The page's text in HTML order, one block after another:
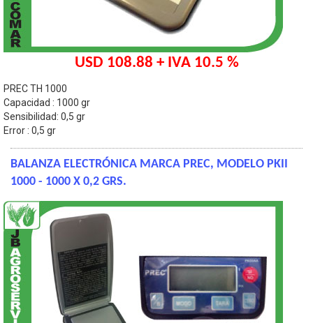
USD 108.88 + IVA 10.5 %
PREC TH 1000
Capacidad : 1000 gr
Sensibilidad: 0,5 gr
Error : 0,5 gr
BALANZA ELECTRÓNICA MARCA PREC, MODELO PKII
1000 - 1000 X 0,2 GRS.